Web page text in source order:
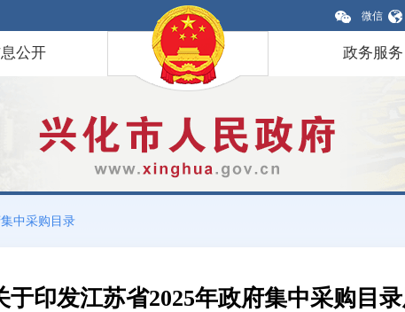
微信
公开 政务服务
中采购目录
印发江苏省2025年政府集中采购目